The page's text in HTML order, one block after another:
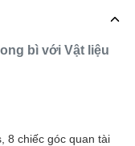
bì với Vật liệu
8 chiếc góc quan tài